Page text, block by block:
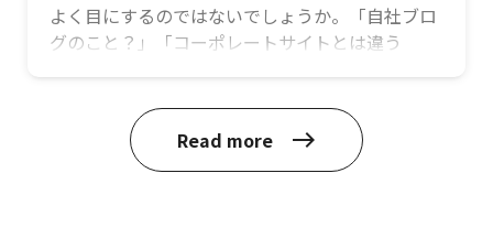
よく目にするのではないでしょうか。「自社ブロ
グのこと？」「コーポレートサイトとは違う
いう方も多いかもしれません。オウンドメディア
は、現代のマーケティング戦略において非常に重
要な役割を担っており、その活用は企業の成長に
Read more east